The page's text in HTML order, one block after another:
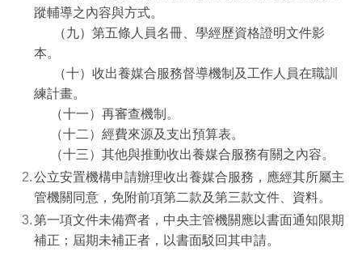
蹤輔導之內容與方式。
（九）第五條人員名冊、學經歷資格證明文件影
本。
（十）收出養媒合服務督導機制及工作人員在職訓
練計畫。
（十一）再審查機制。
（十二）經費來源及支出預算表。
（十三）其他與推動收出養媒合服務有關之內容。
公立安置機構申請辦理收出養媒合服務，應經其所屬主
管機關同意，免附前項第二款及第三款文件、資料。
第一項文件未備齊者，中央主管機關應以書面通知限期
補正；屆期未補正者，以書面駁回其申請。